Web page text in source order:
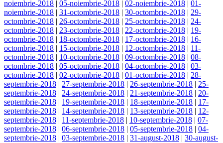
noiembrie-2018 | 05-noiembrie-2018 | 02-noiembrie-2018 | 01-
noiembrie-2018 | 31-octombrie-2018 | 30-octombrie-2018 | 29-
octombrie-2018 | 26-octombrie-2018 | 25-octombrie-2018 | 24-
octombrie-2018 | 23-octombrie-2018 | 22-octombrie-2018 | 19-
octombrie-2018 | 18-octombrie-2018 | 17-octombrie-2018 | 16-
octombrie-2018 | 15-octombrie-2018 | 12-octombrie-2018 | 11-
octombrie-2018 | 10-octombrie-2018 | 09-octombrie-2018 | 08-
octombrie-2018 | 05-octombrie-2018 | 04-octombrie-2018 | 03-
octombrie-2018 | 02-octombrie-2018 | 01-octombrie-2018 | 28-
septembrie-2018 | 27-septembrie-2018 | 26-septembrie-2018 | 25-
septembrie-2018 | 24-septembrie-2018 | 21-septembrie-2018 | 20-
septembrie-2018 | 19-septembrie-2018 | 18-septembrie-2018 | 17-
septembrie-2018 | 14-septembrie-2018 | 13-septembrie-2018 | 12-
septembrie-2018 | 11-septembrie-2018 | 10-septembrie-2018 | 07-
septembrie-2018 | 06-septembrie-2018 | 05-septembrie-2018 | 04-
septembrie-2018 | 03-septembrie-2018 | 31-august-2018 | 30-august-